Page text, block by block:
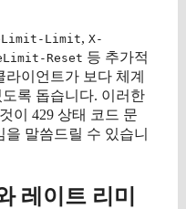
Limit, X-
Reset 등 추가적
이언트가 보다 체계
록 돕습니다. 이러한
이 429 상태 코드 문
말씀드릴 수 있습니
레이트 리미